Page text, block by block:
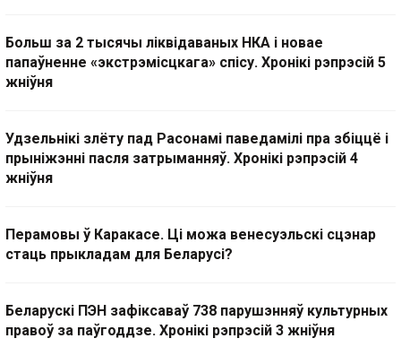
Больш за 2 тысячы ліквідаваных НКА і новае
папаўненне «экстрэмісцкага» спісу. Хронікі рэпрэсій 5
жніўня
Удзельнікі злёту пад Расонамі паведамілі пра збіццё і
прыніжэнні пасля затрыманняў. Хронікі рэпрэсій 4
жніўня
Перамовы ў Каракасе. Ці можа венесуэльскі сцэнар
стаць прыкладам для Беларусі?
Беларускі ПЭН зафіксаваў 738 парушэнняў культурных
правоў за паўгоддзе. Хронікі рэпрэсій 3 жніўня